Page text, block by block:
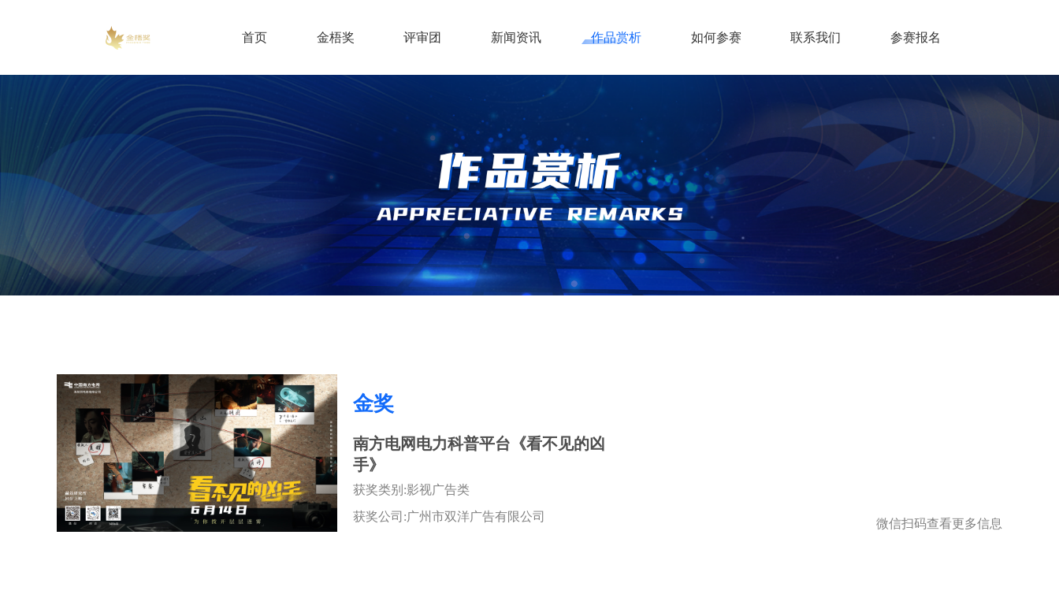
首页 金梧奖 评审团 新闻资讯 作品赏析 如何参赛 联系我们 参赛报名
金奖
南方电网电力科普平台《看不见的凶
手》
获奖类别:影视广告类
获奖公司:广州市双洋广告有限公司
微信扫码查看更多信息